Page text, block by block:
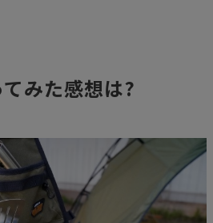
みた感想は?